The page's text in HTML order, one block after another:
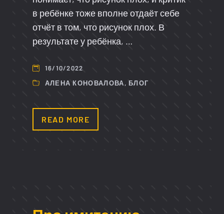
в ребёнке тоже вполне отдаёт себе
отчёт в том, что рисунок плох. В
результате у ребёнка, …
16/10/2022
АЛЕНА КОНОВАЛОВА, БЛОГ
READ MORE